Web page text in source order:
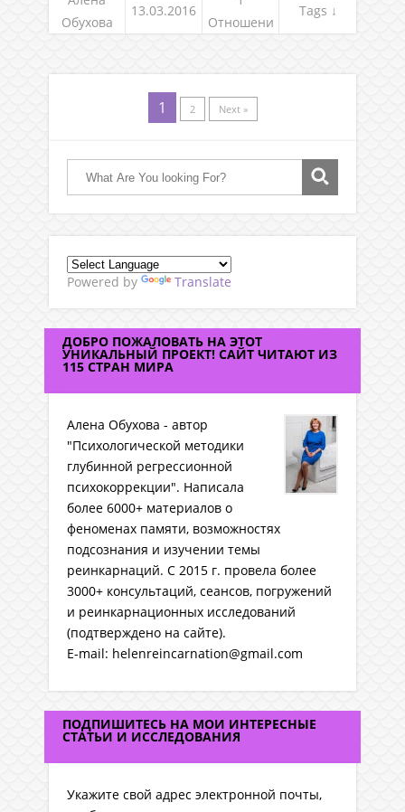
Обухова
13.03.2016
Отношени
Tags ↓
1 2 Next »
Powered by Translate
ДОБРО ПОЖАЛОВАТЬ НА ЭТОТ
УНИКАЛЬНЫЙ ПРОЕКТ! САЙТ ЧИТАЮТ ИЗ
115 СТРАН МИРА
Алена Обухова - автор
"Психологической методики
глубинной регрессионной
психокоррекции". Написала
более 6000+ материалов о
феноменах памяти, возможностях
подсознания и изучении темы
реинкарнаций. C 2015 г. провела более
3000+ консультаций, сеансов, погружений
и реинкарнационных исследований
(подтверждено на сайте).
E-mail: helenreincarnation@gmail.com
ПОДПИШИТЕСЬ НА МОИ ИНТЕРЕСНЫЕ
СТАТЬИ И ИССЛЕДОВАНИЯ
Укажите свой адрес электронной почты,